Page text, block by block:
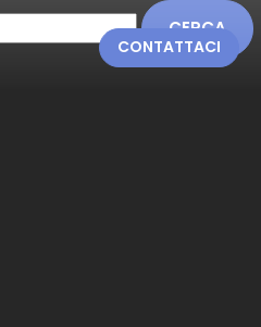
CONTATTACI